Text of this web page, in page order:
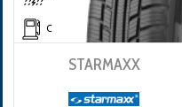
C
STARMAXX